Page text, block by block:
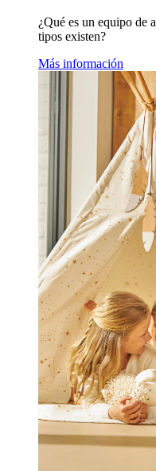
¿Qué es un equipo de
tipos existen?
Más información